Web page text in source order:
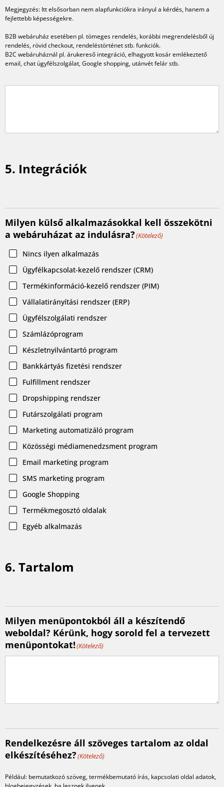
Megjegyzés: Itt elsősorban nem alapfunkciókra irányul a kérdés, hanem a
fejlettebb képességekre.
B2B webáruház esetében pl. tömeges rendelés, korábbi megrendelésből új
rendelés, rövid checkout, rendeléstörténet stb. funkciók.
B2C webáruháznál pl. árukereső integráció, elhagyott kosár emlékeztető
email, chat ügyfélszolgálat, Google shopping, utánvét felár stb.
5. Integrációk
Milyen külső alkalmazásokkal kell összekötni
a webáruházat az indulásra?(Kötelező)
Nincs ilyen alkalmazás
Ügyfélkapcsolat-kezelő rendszer (CRM)
Termékinformáció-kezelő rendszer (PIM)
Vállalatirányítási rendszer (ERP)
Ügyfélszolgálati rendszer
Számlázóprogram
Készletnyilvántartó program
Bankkártyás fizetési rendszer
Fulfillment rendszer
Dropshipping rendszer
Futárszolgálati program
Marketing automatizáló program
Közösségi médiamenedzsment program
Email marketing program
SMS marketing program
Google Shopping
Termékmegosztó oldalak
Egyéb alkalmazás
6. Tartalom
Milyen menüpontokból áll a készítendő
weboldal? Kérünk, hogy sorold fel a tervezett
menüpontokat!(Kötelező)
Rendelkezésre áll szöveges tartalom az oldal
elkészítéséhez?(Kötelező)
Például: bemutatkozó szöveg, termékbemutató írás, kapcsolati oldal adatok,